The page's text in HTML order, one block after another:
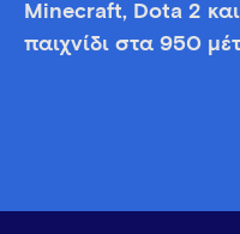
Minecraft, Dota 2
παιχνίδι στα 950